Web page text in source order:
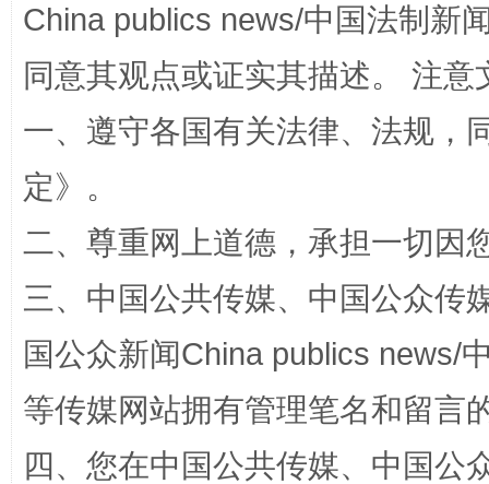
解纷+调解+退费，一次搞定
站台名比不上好声名
China publics news/中国法制新
同意其观点或证实其描述。 注
一、遵守各国有关法律、法规，
定》。
二、尊重网上道德，承担一切因
三、中国公共传媒、中国公众传
国公众新闻China publics news/
等传媒网站拥有管理笔名和留言
四、您在中国公共传媒、中国公